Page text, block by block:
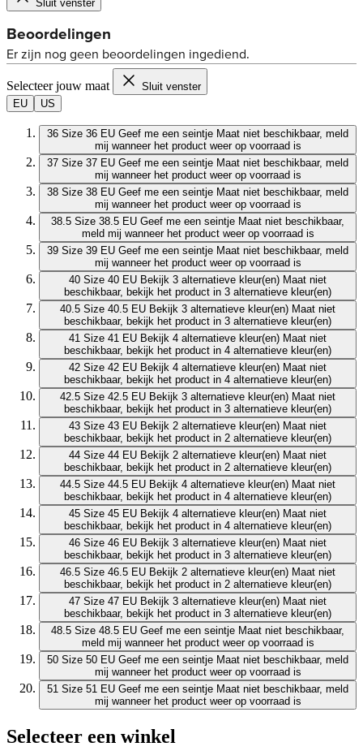
Sluit venster
Selecteer jouw maat
Sluit venster
EU
US
36 Size 36 EU Geef me een seintje Maat niet beschikbaar, meld
mij wanneer het product weer op voorraad is
37 Size 37 EU Geef me een seintje Maat niet beschikbaar, meld
mij wanneer het product weer op voorraad is
38 Size 38 EU Geef me een seintje Maat niet beschikbaar, meld
mij wanneer het product weer op voorraad is
38.5 Size 38.5 EU Geef me een seintje Maat niet beschikbaar,
meld mij wanneer het product weer op voorraad is
39 Size 39 EU Geef me een seintje Maat niet beschikbaar, meld
mij wanneer het product weer op voorraad is
40 Size 40 EU Bekijk 3 alternatieve kleur(en) Maat niet
beschikbaar, bekijk het product in 3 alternatieve kleur(en)
40.5 Size 40.5 EU Bekijk 3 alternatieve kleur(en) Maat niet
beschikbaar, bekijk het product in 3 alternatieve kleur(en)
41 Size 41 EU Bekijk 4 alternatieve kleur(en) Maat niet
beschikbaar, bekijk het product in 4 alternatieve kleur(en)
42 Size 42 EU Bekijk 4 alternatieve kleur(en) Maat niet
beschikbaar, bekijk het product in 4 alternatieve kleur(en)
42.5 Size 42.5 EU Bekijk 3 alternatieve kleur(en) Maat niet
beschikbaar, bekijk het product in 3 alternatieve kleur(en)
43 Size 43 EU Bekijk 2 alternatieve kleur(en) Maat niet
beschikbaar, bekijk het product in 2 alternatieve kleur(en)
44 Size 44 EU Bekijk 2 alternatieve kleur(en) Maat niet
beschikbaar, bekijk het product in 2 alternatieve kleur(en)
44.5 Size 44.5 EU Bekijk 4 alternatieve kleur(en) Maat niet
beschikbaar, bekijk het product in 4 alternatieve kleur(en)
45 Size 45 EU Bekijk 4 alternatieve kleur(en) Maat niet
beschikbaar, bekijk het product in 4 alternatieve kleur(en)
46 Size 46 EU Bekijk 3 alternatieve kleur(en) Maat niet
beschikbaar, bekijk het product in 3 alternatieve kleur(en)
46.5 Size 46.5 EU Bekijk 2 alternatieve kleur(en) Maat niet
beschikbaar, bekijk het product in 2 alternatieve kleur(en)
47 Size 47 EU Bekijk 3 alternatieve kleur(en) Maat niet
beschikbaar, bekijk het product in 3 alternatieve kleur(en)
48.5 Size 48.5 EU Geef me een seintje Maat niet beschikbaar,
meld mij wanneer het product weer op voorraad is
50 Size 50 EU Geef me een seintje Maat niet beschikbaar, meld
mij wanneer het product weer op voorraad is
51 Size 51 EU Geef me een seintje Maat niet beschikbaar, meld
mij wanneer het product weer op voorraad is
Selecteer een winkel